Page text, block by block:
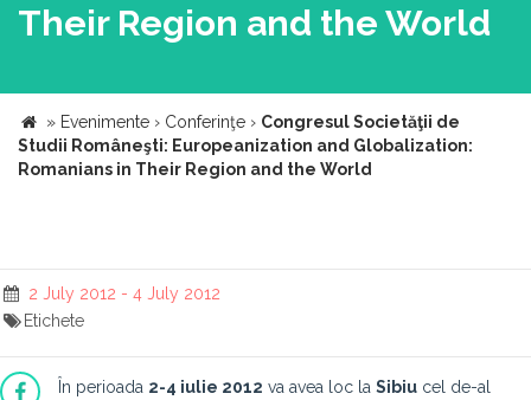
Their Region and the World
» Evenimente › Conferinţe › Congresul Societăţii de
Studii Româneşti: Europeanization and Globalization:
Romanians in Their Region and the World
2 July 2012 - 4 July 2012
Etichete
În perioada 2-4 iulie 2012 va avea loc la Sibiu cel de-al